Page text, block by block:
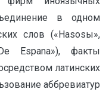
в одном
слов («Наsosы»,
Espana»), факты
латинских
аббревиатур